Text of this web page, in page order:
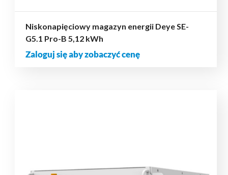
Niskonapięciowy magazyn energii Deye SE-
G5.1 Pro-B 5,12 kWh
Zaloguj się aby zobaczyć cenę